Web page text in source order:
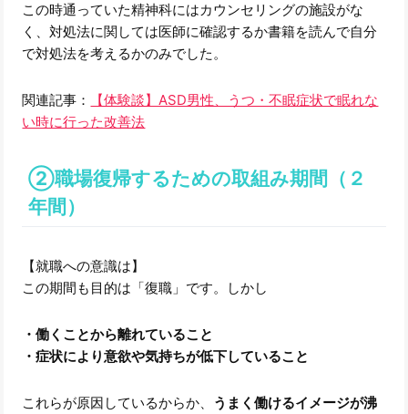
この時通っていた精神科にはカウンセリングの施設がな
く、対処法に関しては医師に確認するか書籍を読んで自分
で対処法を考えるかのみでした。
関連記事：
【体験談】ASD男性、うつ・不眠症状で眠れな
い時に行った改善法
②職場復帰するための取組み期間（２
年間）
【就職への意識は】
この期間も目的は「復職」です。しかし
・働くことから離れていること
・症状により意欲や気持ちが低下していること
これらが原因しているからか、 うまく働けるイメージが沸